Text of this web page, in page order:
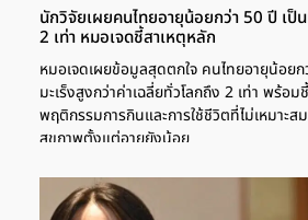
นักวิจัยเผยคนไทยอายุน้อยกว่า 50 ปี เป็น
2 เท่า หมอเจดชี้สาเหตุหลัก
หมอเจดเผยข้อมูลสุดตกใจ คนไทยอายุน้อย
มะเร็งสูงกว่าค่าเฉลี่ยทั่วโลกถึง 2 เท่า พร้อม
พฤติกรรมการกินและการใช้ชีวิตที่ไม่เหมาะส
สุขภาพตั้งแต่อายุยังน้อย